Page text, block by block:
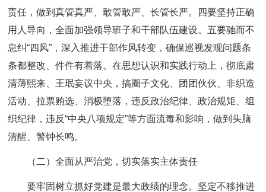
责任，做到真管真严、敢管敢严、长管长严。四要坚持正确
用人导向，全面加强领导班子和干部队伍建设。五要驰而不
息纠“四风”，深入推进干部作风转变，确保巡视发现问题条
条都整改、件件有着落。在思想认识和实践行动上，彻底肃
清薄熙来、王珉妄议中央，搞圈子文化、团团伙伙、非织造
活动、拉票贿选、消极堕落，违反政治纪律、政治规矩、组
织纪律，违反“中央八项规定”等方面流毒和影响，做到头脑
清醒、警钟长鸣。
（二）全面从严治党，切实落实主体责任
要牢固树立抓好党建是最大政绩的理念。坚定不移推进